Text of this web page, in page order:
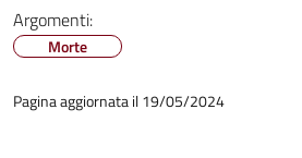
Argomenti:
Morte
Pagina aggiornata il 19/05/2024